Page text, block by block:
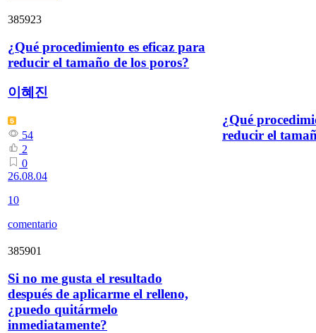
385923
¿Qué procedimiento es eficaz para
reducir el tamaño de los poros?
이혜진
54
2
0
26.08.04
10
comentario
¿Qué
reducir el
385901
Si no me gusta el resultado
después de aplicarme el relleno,
¿puedo quitármelo
inmediatamente?